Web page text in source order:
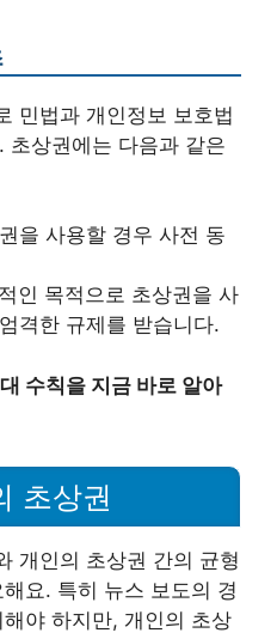
민법과 개인정보 보호법
초상권에는 다음과 같은
을 사용할 경우 사전 동
인 목적으로 초상권을 사
격한 규제를 받습니다.
수칙을 지금 바로 알아
초상권
개인의 초상권 간의 균형
요. 특히 뉴스 보도의 경
야 하지만, 개인의 초상